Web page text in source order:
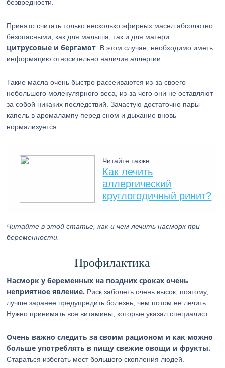
безвредности.
Принято считать только несколько эфирных масел абсолютно
безопасными, как для малыша, так и для матери:
цитрусовые и бергамот . В этом случае, необходимо иметь
информацию относительно наличия аллергии.
Такие масла очень быстро рассеиваются из-за своего
небольшого молекулярного веса, из-за чего они не оставляют
за собой никаких последствий. Зачастую достаточно пары
капель в аромалампу перед сном и дыхание вновь
нормализуется.
Читайте также:
Как лечить
аллергический
круглогодичный ринит?
Читайте в этой статье, как и чем лечить насморк при
беременности.
Профилактика
Насморк у беременных на поздних сроках очень
неприятное явление. Риск заболеть очень высок, поэтому,
лучше заранее предупредить болезнь, чем потом ее лечить.
Нужно принимать все витамины, которые указал специалист.
Очень важно следить за своим рационом и как можно
больше употреблять в пищу свежие овощи и фрукты.
Стараться избегать мест большого скопления людей.